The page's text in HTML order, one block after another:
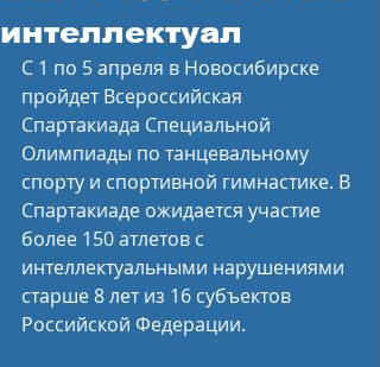
интеллектуал
C 1 по 5 апреля в Новосибирске
пройдет Всероссийская
Спартакиада Специальной
Олимпиады по танцевальному
спорту и спортивной гимнастике. В
Спартакиаде ожидается участие
более 150 атлетов с
интеллектуальными нарушениями
старше 8 лет из 16 субъектов
Российской Федерации.